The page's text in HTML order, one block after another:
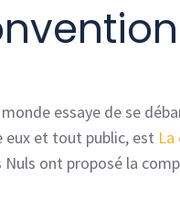
essaye de se
eux et tout public, est
ont proposé la